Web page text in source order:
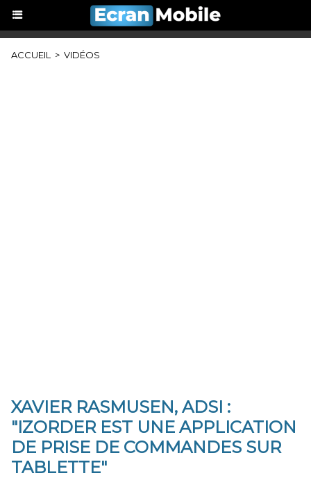
ACCUEIL > VIDÉOS
XAVIER RASMUSEN, ADSI :
"IZORDER EST UNE APPLICATION
DE PRISE DE COMMANDES SUR
TABLETTE"